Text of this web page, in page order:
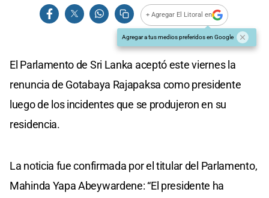
+ Agregar El Litoral en
Agregar a tus medios preferidos en Google
El Parlamento de Sri Lanka aceptó este viernes la
renuncia de Gotabaya Rajapaksa como presidente
luego de los incidentes que se produjeron en su
residencia.
La noticia fue confirmada por el titular del Parlamento,
Mahinda Yapa Abeywardene: “El presidente ha